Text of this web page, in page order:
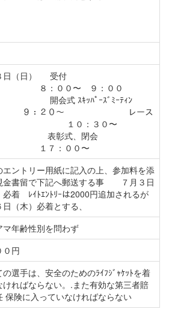
８日（日） 受付
００〜 ９：００
式 ｽｷｯﾊﾟｰｽﾞﾐｰﾃｨﾝ
９：２０〜 レース
１０：３０〜
彰式、閉会
７：００〜
エントリー用紙に記入の上、参加料を添
金書留で下記へ郵送する事 ７月３日
必着 ﾚｲﾄｴﾝﾄﾘｰは2000円追加されるが
日（木）必着とする、
マ年齢性別を問わず
０円
選手は、安全のためのﾗｲﾌｼﾞｬｹｯﾄを着
ければならない。.また有効な第三者賠
保険に入っていなければならない